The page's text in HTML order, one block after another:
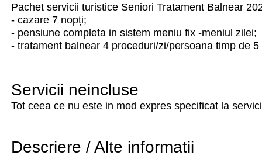
Pachet servicii turistice Seniori Tratament Balnear
- cazare 7 nopți;
- pensiune completa in sistem meniu fix -meniul zilei;
- tratament balnear 4 proceduri/zi/persoana timp de 5
Servicii neincluse
Tot ceea ce nu este in mod expres specificat la
Descriere / Alte informatii